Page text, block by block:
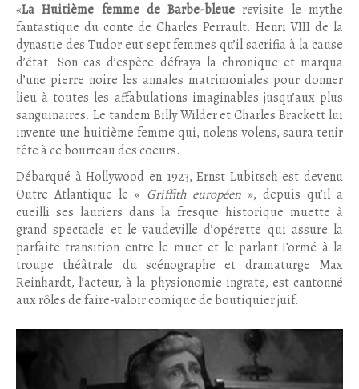
«La Huitième femme de Barbe-bleue revisite le mythe
fantastique du conte de Charles Perrault. Henri VIII de la
dynastie des Tudor eut sept femmes qu’il sacrifia à la cause
d’état. Son cas d’espèce défraya la chronique et marqua
d’une pierre noire les annales matrimoniales pour donner
lieu à toutes les affabulations imaginables jusqu’aux plus
sanguinaires. Le tandem Billy Wilder et Charles Brackett lui
invente une huitième femme qui, nolens volens, saura tenir
tête à ce bourreau des coeurs.
Débarqué à Hollywood en 1923, Ernst Lubitsch est devenu
Outre Atlantique le « Griffith européen», depuis qu’il a
cueilli ses lauriers dans la fresque historique muette à
grand spectacle et le vaudeville d’opérette qui assure la
parfaite transition entre le muet et le parlant.Formé à la
troupe théâtrale du scénographe et dramaturge Max
Reinhardt, l’acteur, à la physionomie ingrate, est cantonné
aux rôles de faire-valoir comique de boutiquier juif.